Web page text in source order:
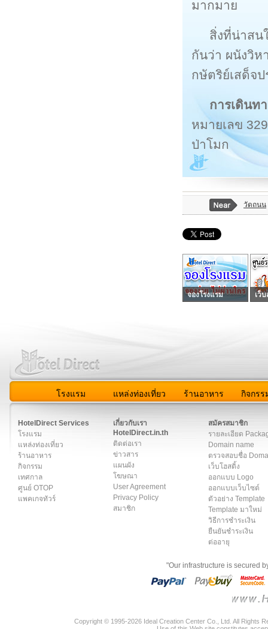
มากมาย
สิ่งที่น่าสน
กันว่า ผนังวิห
กษัตริย์เสด็จ
การเดินท
หมายเลข
ป่าโมก
วัดถนน
จองโรงแรม เว็
โรงแรม แหล่งท่องเที่ยว ร้านอาหาร กิจกรร
HotelDirect Services
โรงแรม
แหล่งท่องเที่ยว
ร้านอาหาร
กิจกรรม
เทศกาล
ศูนย์ OTOP
แพคเกจทัวร์
เกี่ยวกับเรา
HotelDirect.in.th
ติดต่อเรา
ข่าวสาร
แผนผัง
โฆษณา
User Agreement
Privacy Policy
สมาชิก
สมัครสมาชิก
รายละเอียด
Domain name
ตรวจสอบชื่อ
เว็บโฮสติ้ง
ออกแบบ Logo
ออกแบบเว็บไซต์
ตัวอย่าง Template
Template มาใหม่
วิธีการชำระเงิน
ยืนยันชำระเงิน
ต่ออายุ
"Our infrastructure is secured
Copyright © 1995-2026 Ideal Creation Center Co., Ltd. All Rights